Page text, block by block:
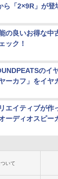
ら「2×9R」が登
の良いお得な中
ック！
のイ
ーカフ」をイヤ
エイティブが作
ーディオスピー
いて